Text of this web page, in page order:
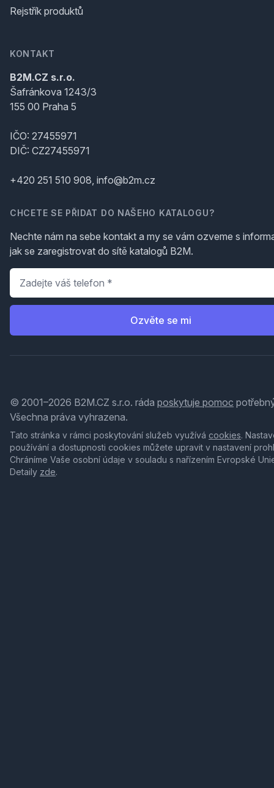
Rejstřík produktů
KONTAKT
B2M.CZ s.r.o.
Šafránkova 1243/3
155 00 Praha 5
IČO: 27455971
DIČ: CZ27455971
+420 251 510 908, info@b2m.cz
CHCETE SE PŘIDAT DO NAŠEHO KATALOGU?
Nechte nám na sebe kontakt a my se vám ozveme s
jak se zaregistrovat do sítě katalogů B2M.
Telefon
Ozvěte se mi
© 2001–2026 B2M.CZ s.r.o. ráda poskytuje pomoc
Všechna práva vyhrazena.
Tato stránka v rámci poskytování služeb využívá cookies.
používání a dostupnosti cookies můžete upravit v nastavení
Chráníme Vaše osobní údaje v souladu s nařízením Evropské
Detaily zde.